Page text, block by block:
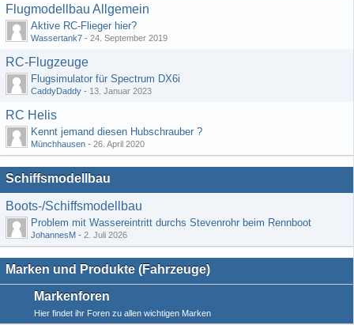
Flugmodellbau Allgemein
Aktive RC-Flieger hier?
Wassertank7 - 24. September 2019
RC-Flugzeuge
Flugsimulator für Spectrum DX6i
CaddyDaddy - 13. Januar 2023
RC Helis
Kennt jemand diesen Hubschrauber ?
Münchhausen - 26. April 2020
Schiffsmodellbau
Boots-/Schiffsmodellbau
Problem mit Wassereintritt durchs Stevenrohr beim Rennboot
JohannesM - 2. Juli 2026
Marken und Produkte (Fahrzeuge)
Markenforen
Hier findet ihr Foren zu allen wichtigen Marken